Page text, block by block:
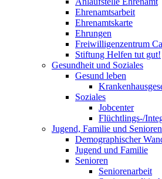
Ehrenamtsarbeit
Ehrenamtskarte
Ehrungen
Freiwilligenzentrum
Stiftung Helfen tut gut!
Gesundheit und Soziales
Gesund leben
Soziales
Jobcenter
Flüchtlings-/
Jugend, Familie und Senioren
Demographischer
Jugend und Familie
Senioren
Seniorenarbeit